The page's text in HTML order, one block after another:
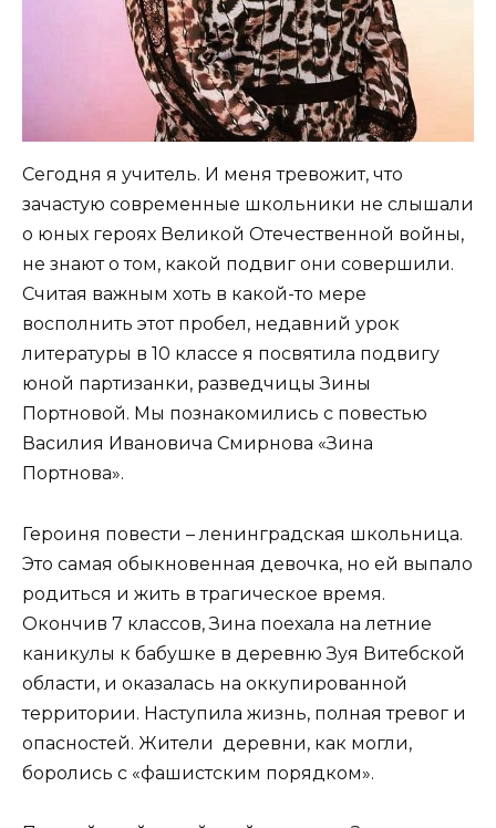
Сегодня я учитель. И меня тревожит, что
зачастую современные школьники не слышали
о юных героях Великой Отечественной войны,
не знают о том, какой подвиг они совершили.
Считая важным хоть в какой-то мере
восполнить этот пробел, недавний урок
литературы в 10 классе я посвятила подвигу
юной партизанки, разведчицы Зины
Портновой. Мы познакомились с повестью
Василия Ивановича Смирнова «Зина
Портнова».
Героиня повести – ленинградская школьница.
Это самая обыкновенная девочка, но ей выпало
родиться и жить в трагическое время.
Окончив 7 классов, Зина поехала на летние
каникулы к бабушке в деревню Зуя Витебской
области, и оказалась на оккупированной
территории. Наступила жизнь, полная тревог и
опасностей. Жители деревни, как могли,
боролись с «фашистским порядком».